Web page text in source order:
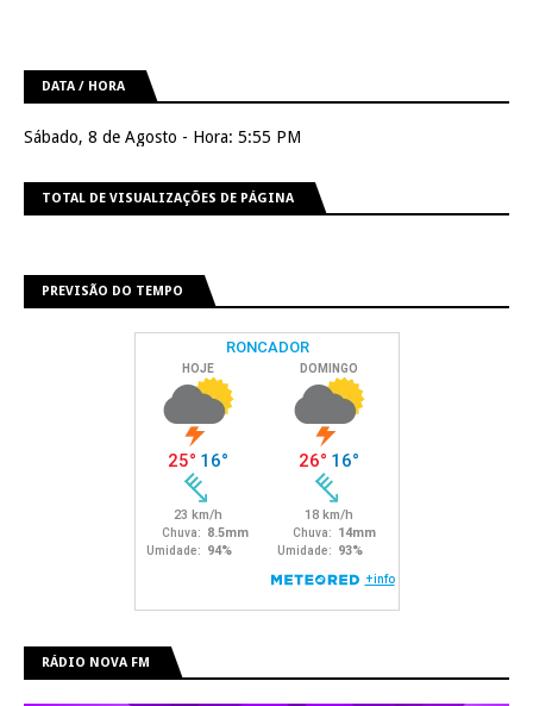
DATA / HORA
Sábado, 8 de Agosto - Hora: 5:55 PM
TOTAL DE VISUALIZAÇÕES DE PÁGINA
PREVISÃO DO TEMPO
RÁDIO NOVA FM